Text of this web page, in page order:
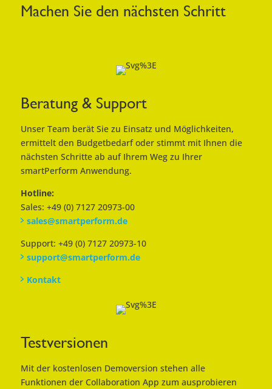
Machen Sie den nächsten Schritt
Beratung & Support
Unser Team berät Sie zu Einsatz und Möglichkeiten,
ermittelt den Budgetbedarf oder stimmt mit Ihnen die
nächsten Schritte ab auf Ihrem Weg zu Ihrer
smartPerform Anwendung.
Hotline:
Sales: +49 (0) 7127 20973-00
sales@smartperform.de
Support: +49 (0) 7127 20973-10
support@smartperform.de
Kontakt
Testversionen
Mit der kostenlosen Demoversion stehen alle
Funktionen der Collaboration App zum ausprobieren